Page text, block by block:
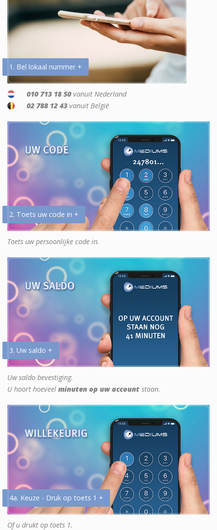
1. Bel lokaal nummer +
010 713 18 50 vanuit Nederland
02 788 12 43 vanuit België
2. Toets uw code in +
Toets uw persoonlijke code in.
3. Uw saldo +
Uw saldo bevestiging.
U hoort hoeveel minuten op uw account staan.
4a. Keuze - Druk op toets 1 +
Of u drukt op toets 1.